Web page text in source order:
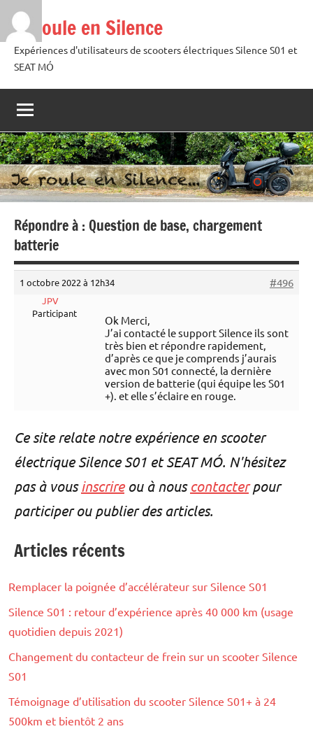
Aller
contenu
Je roule en Silence
Expériences d'utilisateurs de scooters électriques Silence S01 et
SEAT MÓ
Répondre à : Question de base, chargement
batterie
1 octobre 2022 à 12h34 #496
JPV
Participant
Ok Merci,
J’ai contacté le support Silence ils sont
très bien et répondre rapidement,
d’après ce que je comprends j’aurais
avec mon S01 connecté, la dernière
version de batterie (qui équipe les S01
+). et elle s’éclaire en rouge.
Ce site relate notre expérience en scooter
électrique Silence S01 et SEAT MÓ. N'hésitez
pas à vousinscrireou à nous contacterpour
participer ou publier des articles.
Articles récents
Remplacer la poignée d’accélérateur sur Silence S01
Silence S01 : retour d’expérience après 40 000 km (usage
quotidien depuis 2021)
Changement du contacteur de frein sur un scooter Silence
S01
Témoignage d’utilisation du scooter Silence S01+ à 24
500km et bientôt 2 ans